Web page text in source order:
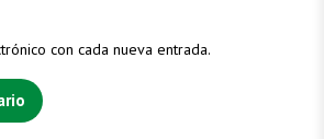
con cada nueva entrada.